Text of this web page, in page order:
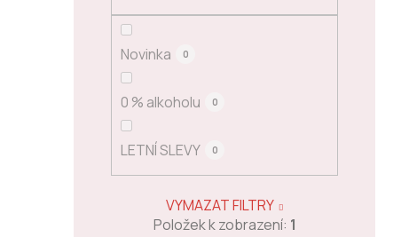
Novinka 0
0 % alkoholu 0
LETNÍ SLEVY 0
VYMAZAT FILTRY
Položek k zobrazení: 1